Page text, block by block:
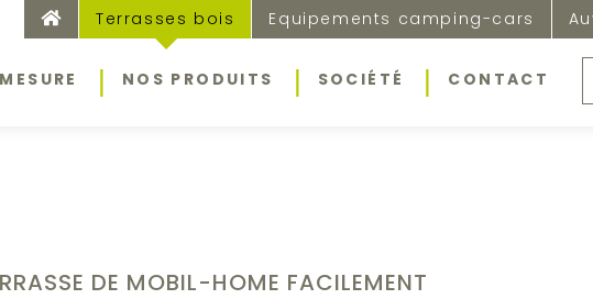
Terrasses bois Equipements camping-cars
NOS PRODUITS SOCIÉTÉ CONTACT
DE MOBIL-HOME FACILEMENT